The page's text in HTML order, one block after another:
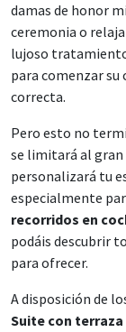
damas de honor
ceremonia o
lujoso tratamiento
para comenzar
correcta.
Pero esto no
se limitará al gran
personalizará tu
especialmente
recorridos en
podáis descubrir
para ofrecer.
A disposición de
Suite con terraza